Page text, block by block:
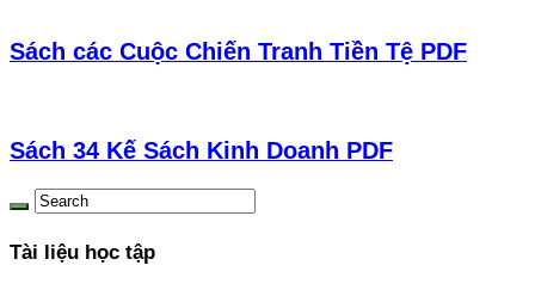
Sách các Cuộc Chiến Tranh Tiền Tệ PDF
Sách 34 Kế Sách Kinh Doanh PDF
Tài liệu học tập